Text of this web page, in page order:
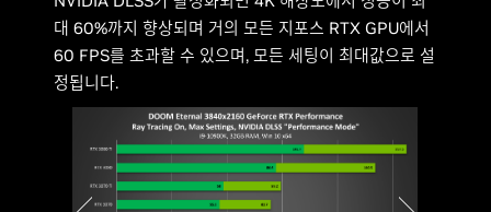
대 60%까지 향상되며 거의 모든 지포스 RTX GPU에서
60 FPS를 초과할 수 있으며, 모든 세팅이 최대값으로 설
정됩니다.